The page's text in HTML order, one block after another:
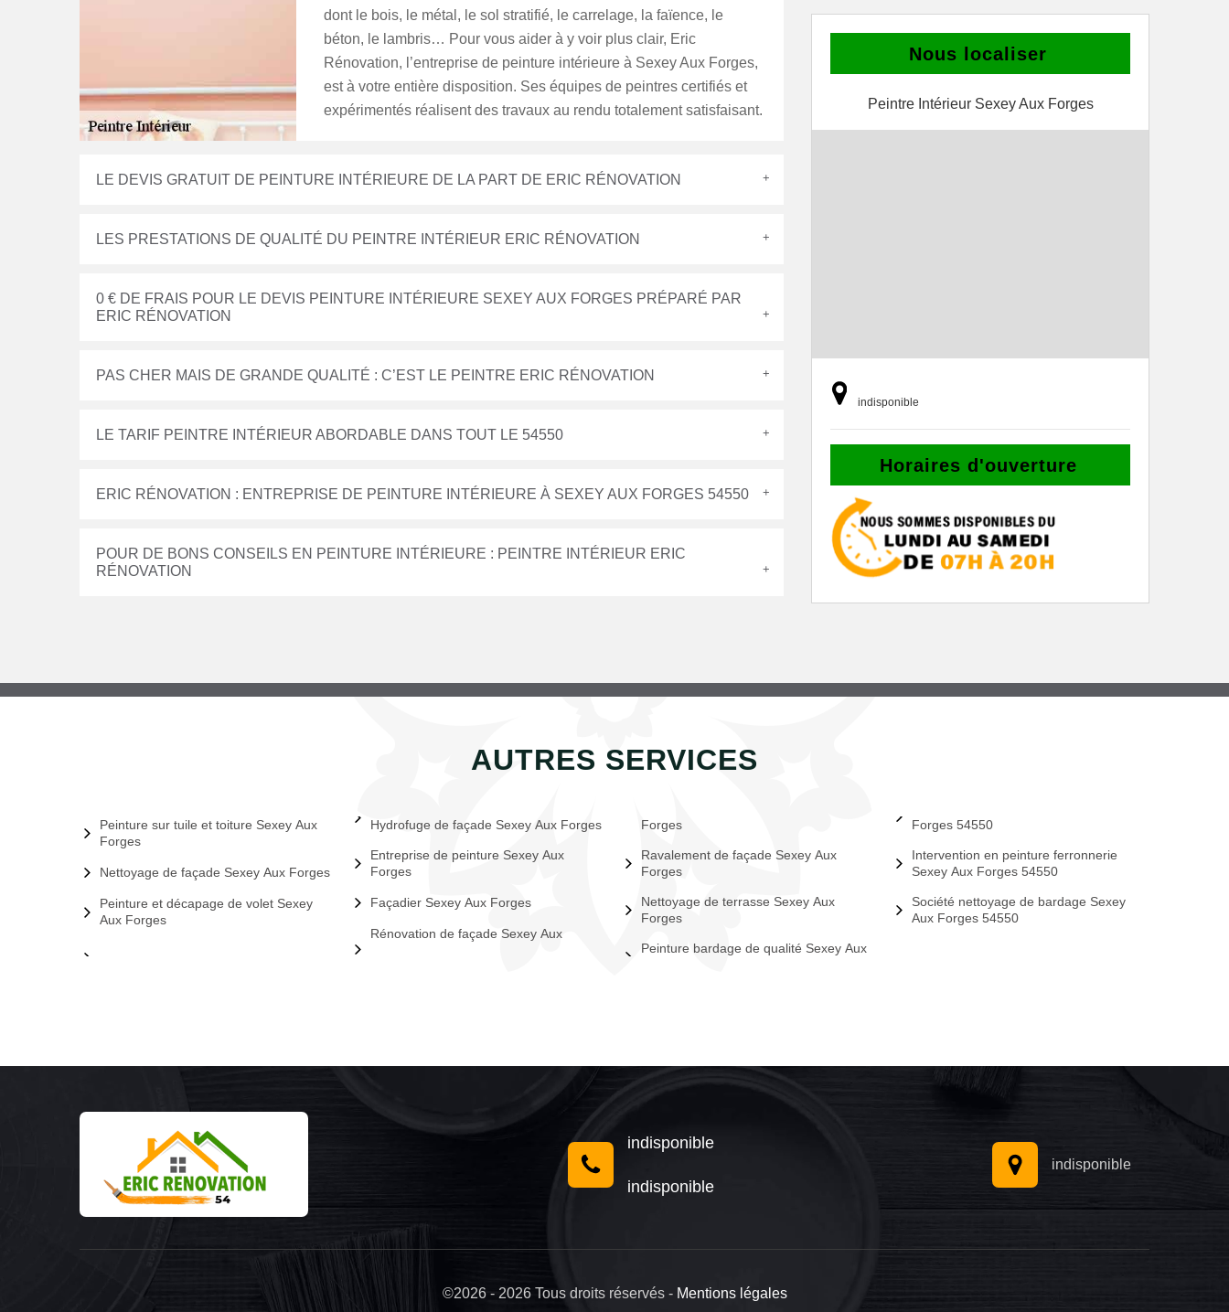
dont le bois, le métal, le sol stratifié, le carrelage, la faïence, le
béton, le lambris… Pour vous aider à y voir plus clair, Eric
Rénovation, l’entreprise de peinture intérieure à Sexey Aux Forges,
est à votre entière disposition. Ses équipes de peintres certifiés et
expérimentés réalisent des travaux au rendu totalement satisfaisant.
LE DEVIS GRATUIT DE PEINTURE INTÉRIEURE DE LA PART DE ERIC RÉNOVATION
LES PRESTATIONS DE QUALITÉ DU PEINTRE INTÉRIEUR ERIC RÉNOVATION
0 € DE FRAIS POUR LE DEVIS PEINTURE INTÉRIEURE SEXEY AUX FORGES PRÉPARÉ PAR
ERIC RÉNOVATION
PAS CHER MAIS DE GRANDE QUALITÉ : C’EST LE PEINTRE ERIC RÉNOVATION
LE TARIF PEINTRE INTÉRIEUR ABORDABLE DANS TOUT LE 54550
ERIC RÉNOVATION : ENTREPRISE DE PEINTURE INTÉRIEURE À SEXEY AUX FORGES 54550
POUR DE BONS CONSEILS EN PEINTURE INTÉRIEURE : PEINTRE INTÉRIEUR ERIC
RÉNOVATION
Nous localiser
Peintre Intérieur Sexey Aux Forges
indisponible
Horaires d'ouverture
AUTRES SERVICES
Peinture sur tuile et toiture Sexey Aux
Forges
Nettoyage de façade Sexey Aux Forges
Peinture et décapage de volet Sexey
Aux Forges
Hydrofuge de façade Sexey Aux Forges
Entreprise de peinture Sexey Aux
Forges
Façadier Sexey Aux Forges
Rénovation de façade Sexey Aux
Forges
Ravalement de façade Sexey Aux
Forges
Nettoyage de terrasse Sexey Aux
Forges
Peinture bardage de qualité Sexey Aux
Forges 54550
Intervention en peinture ferronnerie
Sexey Aux Forges 54550
Société nettoyage de bardage Sexey
Aux Forges 54550
indisponible
indisponible
indisponible
©2026 - 2026 Tous droits réservés - Mentions légales